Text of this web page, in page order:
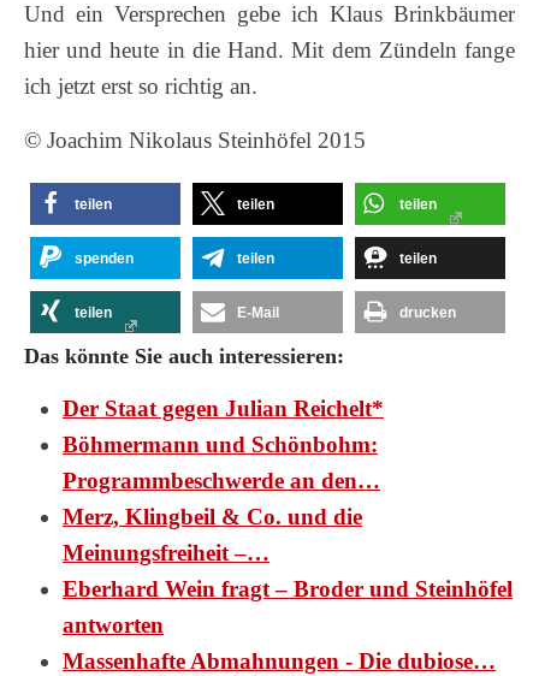
Und ein Versprechen gebe ich Klaus Brinkbäumer
hier und heute in die Hand. Mit dem Zündeln fange
ich jetzt erst so richtig an.
© Joachim Nikolaus Steinhöfel 2015
teilen teilen teilen
spenden teilen teilen
teilen E-Mail drucken
Das könnte Sie auch interessieren:
Der Staat gegen Julian Reichelt*
Böhmermann und Schönbohm:
Programmbeschwerde an den…
Merz, Klingbeil & Co. und die
Meinungsfreiheit –…
Eberhard Wein fragt – Broder und Steinhöfel
antworten
Massenhafte Abmahnungen - Die dubiose…